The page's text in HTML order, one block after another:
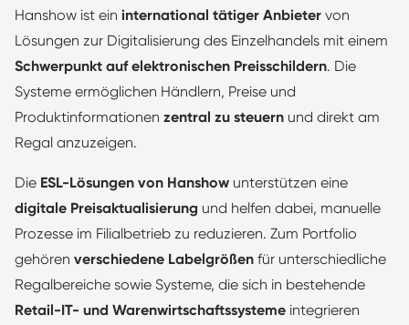
Hanshow ist ein international tätiger Anbieter von
Lösungen zur Digitalisierung des Einzelhandels mit einem
Schwerpunkt auf elektronischen Preisschildern. Die
Systeme ermöglichen Händlern, Preise und
Produktinformationen zentral zu steuern und direkt am
Regal anzuzeigen.
Die ESL-Lösungen von Hanshow unterstützen eine
digitale Preisaktualisierung und helfen dabei, manuelle
Prozesse im Filialbetrieb zu reduzieren. Zum Portfolio
gehören verschiedene Labelgrößen für unterschiedliche
Regalbereiche sowie Systeme, die sich in bestehende
Retail-IT- und Warenwirtschaftssysteme integrieren